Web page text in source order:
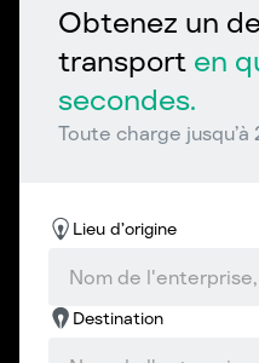
Obtenez un
transport en
secondes.
Toute charge
Lieu d’origine
Destination